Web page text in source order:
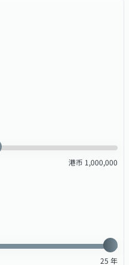
港币 1,000,000
25 年